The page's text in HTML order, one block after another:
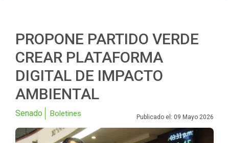
PROPONE PARTIDO VERDE
CREAR PLATAFORMA
DIGITAL DE IMPACTO
AMBIENTAL
Senado Boletines Publicado el: 09 Mayo 2026